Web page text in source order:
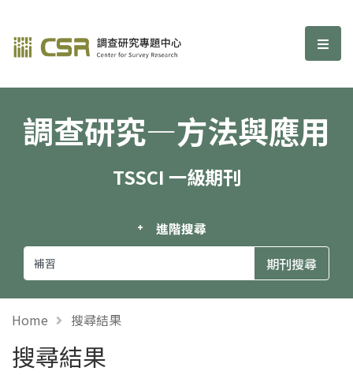
調查研究—方法與應用期刊 選
調查研究—方法與應用
TSSCI 一級期刊
進階搜尋
Home 搜尋結果
搜尋結果